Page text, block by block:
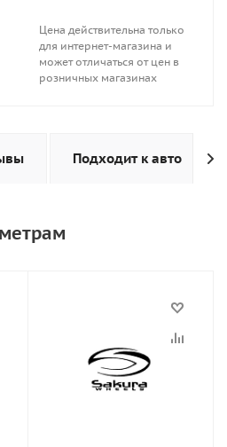
Цена действительна только
для интернет-магазина и
может отличаться от цен в
розничных магазинах
Подходит к авто